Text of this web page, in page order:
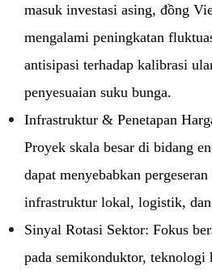
masuk investasi asing, đồng
mengalami peningkatan
antisipasi terhadap kalibrasi
penyesuaian suku bunga.
Infrastruktur & Penetapan
Proyek skala besar di bidang
dapat menyebabkan
infrastruktur lokal, logistik,
Sinyal Rotasi Sektor: Fokus
pada semikonduktor, teknologi